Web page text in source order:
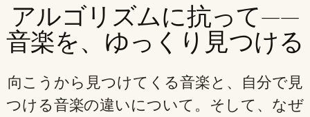
アルゴリズムに抗って——
音楽を、ゆっくり見つける
向こうから見つけてくる音楽と、自分で見
つける音楽の違いについて。そして、なぜ